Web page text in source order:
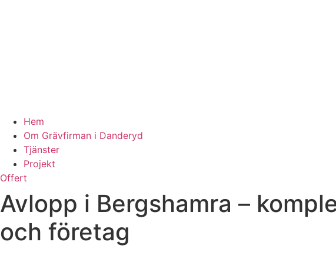
Hem
Om Grävfirman i Danderyd
Tjänster
Projekt
Offert
Avlopp i Bergshamra –
och företag